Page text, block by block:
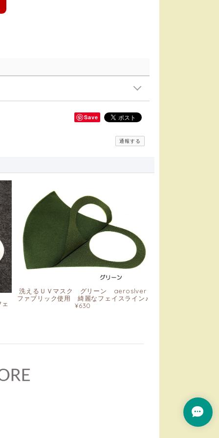
Save
通報する
洗えるＵＶマスク グリーン aeroslver
ファブリック使用 綺麗なフェイスライン♪
¥630